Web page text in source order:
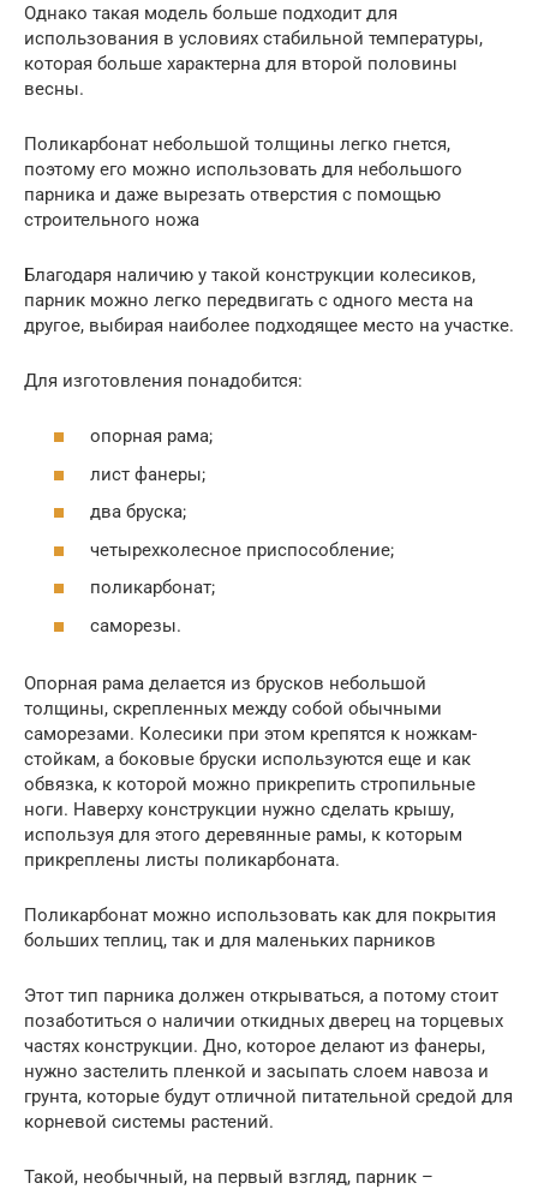
Однако такая модель больше подходит для
использования в условиях стабильной температуры,
которая больше характерна для второй половины
весны.
Поликарбонат небольшой толщины легко гнется,
поэтому его можно использовать для небольшого
парника и даже вырезать отверстия с помощью
строительного ножа
Благодаря наличию у такой конструкции колесиков,
парник можно легко передвигать с одного места на
другое, выбирая наиболее подходящее место на участке.
Для изготовления понадобится:
опорная рама;
лист фанеры;
два бруска;
четырехколесное приспособление;
поликарбонат;
саморезы.
Опорная рама делается из брусков небольшой
толщины, скрепленных между собой обычными
саморезами. Колесики при этом крепятся к ножкам-
стойкам, а боковые бруски используются еще и как
обвязка, к которой можно прикрепить стропильные
ноги. Наверху конструкции нужно сделать крышу,
используя для этого деревянные рамы, к которым
прикреплены листы поликарбоната.
Поликарбонат можно использовать как для покрытия
больших теплиц, так и для маленьких парников
Этот тип парника должен открываться, а потому стоит
позаботиться о наличии откидных дверец на торцевых
частях конструкции. Дно, которое делают из фанеры,
нужно застелить пленкой и засыпать слоем навоза и
грунта, которые будут отличной питательной средой для
корневой системы растений.
Такой, необычный, на первый взгляд, парник –